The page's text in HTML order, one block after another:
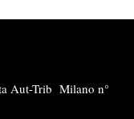
Aut-Trib Milano n°